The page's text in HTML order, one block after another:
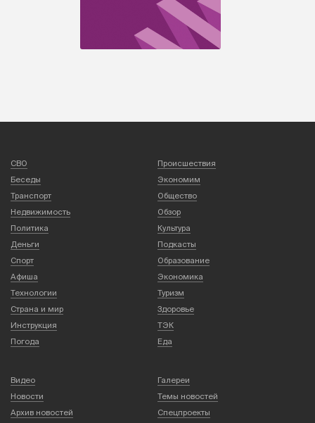
СВО
Происшествия
Беседы
Экономим
Транспорт
Общество
Недвижимость
Обзор
Политика
Культура
Деньги
Подкасты
Спорт
Образование
Афиша
Экономика
Технологии
Туризм
Страна и мир
Здоровье
Инструкция
ТЭК
Погода
Еда
Видео
Галереи
Новости
Темы новостей
Архив новостей
Спецпроекты